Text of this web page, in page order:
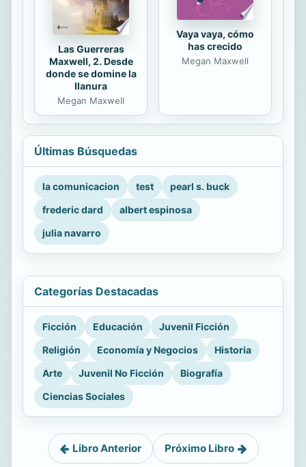
Las Guerreras
Maxwell, 2. Desde
donde se domine la
llanura
Megan Maxwell
Vaya vaya, cómo
has crecido
Megan Maxwell
Últimas Búsquedas
la comunicacion test
pearl s. buck
frederic dard
albert espinosa
julia navarro
Categorías Destacadas
Ficción Educación
Juvenil Ficción
Religión
Economía y Negocios
Historia
Arte
Juvenil No Ficción
Biografía
Ciencias Sociales
Libro Anterior Próximo Libro